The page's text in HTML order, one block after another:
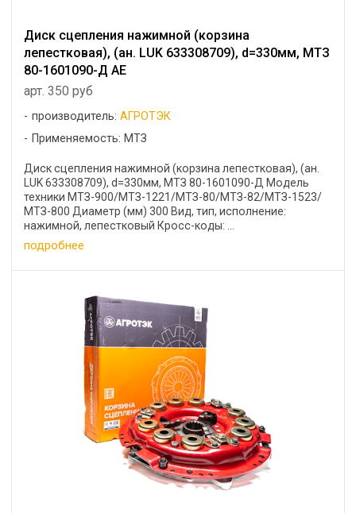
Диск сцепления нажимной (корзина
лепестковая), (ан. LUK 633308709), d=330мм, МТЗ
80-1601090-Д АЕ
арт. 350 руб
производитель:АГРОТЭК
Применяемость: МТЗ
Диск сцепления нажимной (корзина лепестковая), (ан.
LUK 633308709), d=330мм, МТЗ 80-1601090-Д Модель
техники МТЗ-900/МТЗ-1221/МТЗ-80/МТЗ-82/МТЗ-1523/
МТЗ-800 Диаметр (мм) 300 Вид, тип, исполнение:
нажимной, лепестковый Кросс-коды: ...
подробнее